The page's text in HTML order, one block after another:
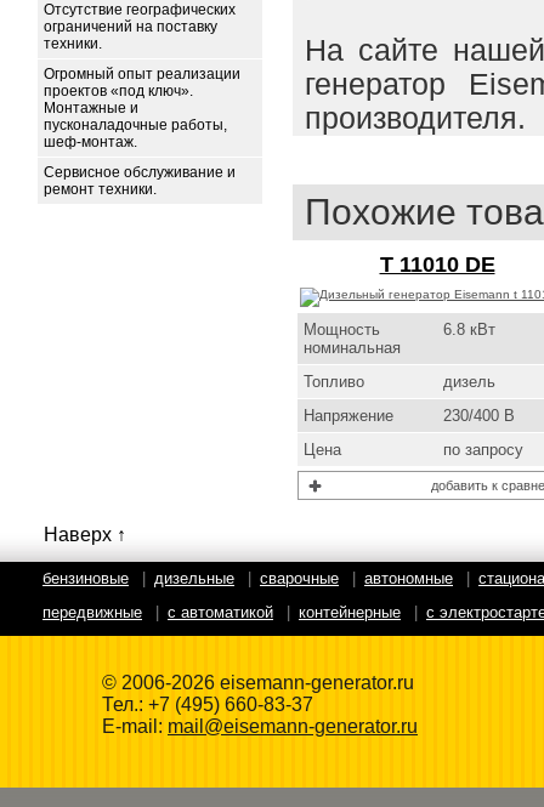
Отсутствие географических
ограничений на поставку
техники.
Огромный опыт реализации
проектов «под ключ».
Монтажные и
пусконаладочные работы,
шеф-монтаж.
Сервисное обслуживание и
ремонт техники.
На сайте
генератор
производителя.
Похожие
T 11010 DE
Мощность
номинальная
6.8 кВт
Топливо
дизель
Напряжение
230/400 В
Цена
по запросу
добавить к
Наверх ↑
бензиновые дизельные сварочные автономные
передвижные
с автоматикой контейнерные с
© 2006-2026 eisemann-generator.ru
Тел.: +7 (495) 660-83-37
E-mail: mail@eisemann-generator.ru